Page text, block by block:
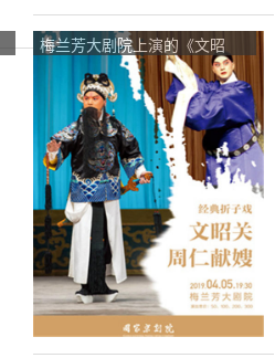
梅兰芳大剧院上演的《文昭
关》和《周人献嫂》